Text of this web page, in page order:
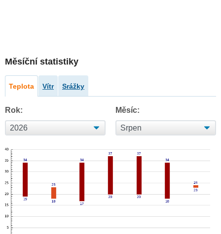
Měsíční statistiky
Teplota Vítr Srážky
Rok: Měsíc: